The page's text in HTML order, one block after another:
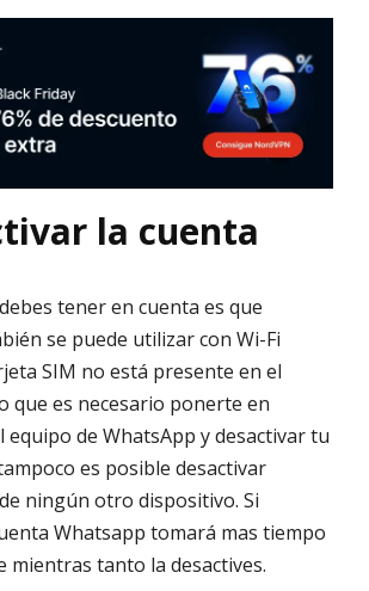
la cuenta
tener en cuenta es que
se puede utilizar con Wi-Fi
SIM no está presente en el
que es necesario ponerte en
equipo de WhatsApp y desactivar tu
es posible desactivar
ningún otro dispositivo. Si
Whatsapp tomará mas tiempo
mientras tanto la desactives.